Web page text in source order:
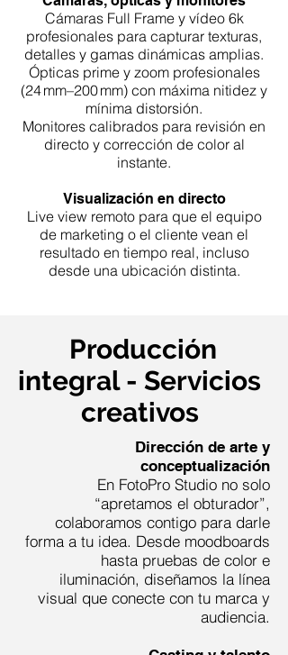
Cámaras Full Frame y vídeo 6k
profesionales para capturar texturas,
detalles y gamas dinámicas amplias.
Ópticas prime y zoom profesionales
(24 mm–200 mm) con máxima nitidez y
mínima distorsión.
Monitores calibrados para revisión en
directo y corrección de color al
instante.
Visualización en directo
Live view remoto para que el equipo
de marketing o el cliente vean el
resultado en tiempo real, incluso
desde una ubicación distinta.
Producción
integral - Servicios
creativos
Dirección de arte y
conceptualización
En FotoPro Studio no solo
“apretamos el obturador”,
colaboramos contigo para darle
forma a tu idea. Desde moodboards
hasta pruebas de color e
iluminación, diseñamos la línea
visual que conecte con tu marca y
audiencia.